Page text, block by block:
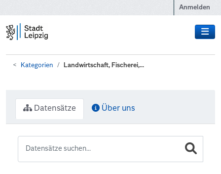
Anmelden
Kategorien Landwirtschaft, Fischerei,...
Datensätze Über uns